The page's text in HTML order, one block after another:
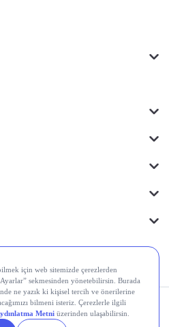
Yasal
Duyurular
Çerez